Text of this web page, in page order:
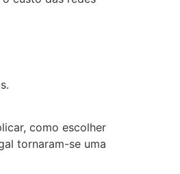
como escolher
tornaram-se uma